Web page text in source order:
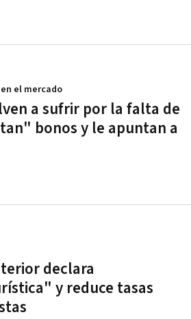
a sufrir por la falta de
bonos y le apuntan a
el mercado
declara
y reduce tasas